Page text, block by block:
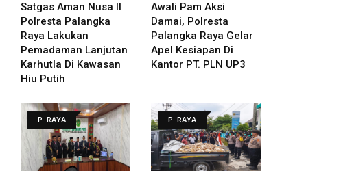
Satgas Aman Nusa II
Polresta Palangka
Raya Lakukan
Pemadaman Lanjutan
Karhutla Di Kawasan
Hiu Putih
Awali Pam Aksi
Damai, Polresta
Palangka Raya Gelar
Apel Kesiapan Di
Kantor PT. PLN UP3
P. RAYA P. RAYA